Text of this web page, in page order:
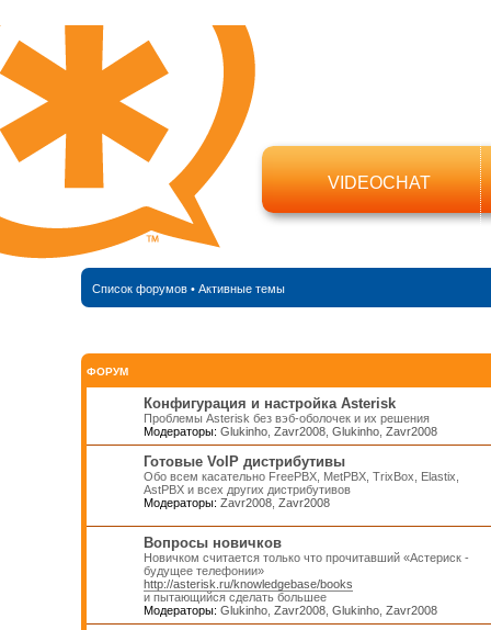
VIDEOCHAT
Список форумов• Активные темы
ФОРУМ
Конфигурация и настройка Asterisk
Проблемы Asterisk без вэб-оболочек и их решения
Модераторы: Glukinho, Zavr2008, Glukinho, Zavr2008
Готовые VoIP дистрибутивы
Обо всем касательно FreePBX, MetPBX, TrixBox, Elastix,
AstPBX и всех других дистрибутивов
Модераторы: Zavr2008, Zavr2008
Вопросы новичков
Новичком считается только что прочитавший «Астериск -
будущее телефонии»
http://asterisk.ru/knowledgebase/books
и пытающийся сделать большее
Модераторы: Glukinho, Zavr2008, Glukinho, Zavr2008